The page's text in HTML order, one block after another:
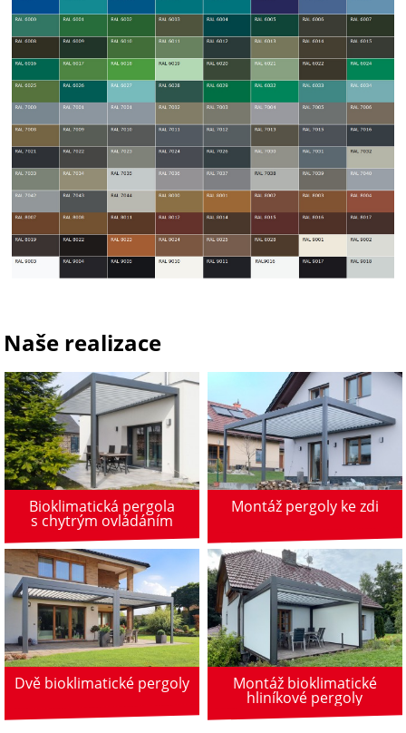
Naše realizace
Bioklimatická pergola
s chytrým ovládáním
Montáž pergoly ke zdi
Dvě bioklimatické pergoly Montáž bioklimatické
hliníkové pergoly